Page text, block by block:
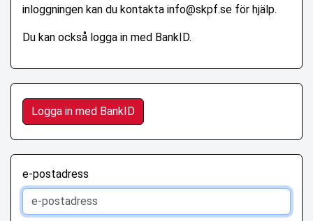
inloggningen kan du kontakta info@skpf.se för hjälp.
Du kan också logga in med BankID.
Logga in med BankID
e-postadress